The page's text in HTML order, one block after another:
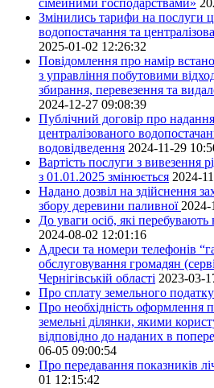
сімейними господарствами»
Змінились тарифи на послуги
водопостачання та
2025-01-02 12:26:32
Повідомлення про намір
з управління побутовими
збирання, перевезення та
2024-12-27 09:08:39
Публічний договір про
централізованого
водовідведення 2024-11-29
Вартість послуги з вивезення
з 01.01.2025 змінюється 2024-
Надано дозвіл на здійснення
збору деревини паливної2024-
До уваги осіб, які
2024-08-02 12:01:16
Адреси та номери телефонів
обслуговування громадян
Чернігівській області 2023-03-
Про сплату земельного податку
Про необхідність оформлення
земельні ділянки, якими
відповідно до наданих в
06-05 09:00:54
Про передавання показників
01 12:15:42